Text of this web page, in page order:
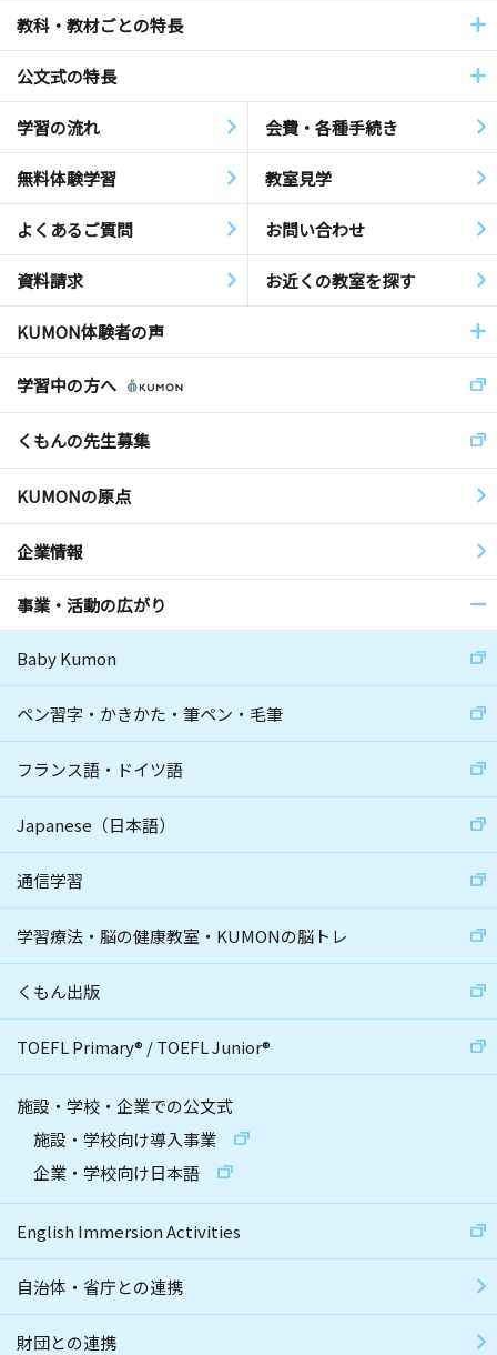
教科・教材ごとの特長
公文式の特長
学習の流れ 会費・各種手続き
無料体験学習 教室見学
よくあるご質問 お問い合わせ
資料請求 お近くの教室を探す
KUMON体験者の声
学習中の方へ
くもんの先生募集
KUMONの原点
企業情報
事業・活動の広がり
Baby Kumon
ペン習字・かきかた・筆ペン・毛筆
フランス語・ドイツ語
Japanese（日本語）
通信学習
学習療法・脳の健康教室・KUMONの脳トレ
くもん出版
TOEFL Primary® /TOEFL Junior®
施設・学校・企業での公文式
施設・学校向け導入事業
企業・学校向け日本語
English Immersion Activities
自治体・省庁との連携
財団との連携